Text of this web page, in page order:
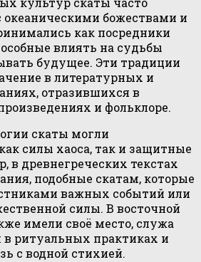
океаническими божествами и
как посредники
влиять на судьбы
будущее. Эти традиции
в литературных и
отразившихся в
и фольклоре.
скаты могли
силы хаоса, так и защитные
в древнегреческих текстах
подобные скатам, которые
важных событий или
силы. В восточной
имели своё место, служа
ритуальных практиках и
с водной стихией.